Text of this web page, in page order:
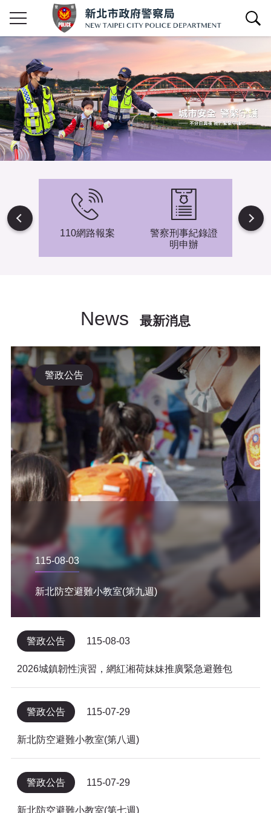
查詢區開關
難專 110網路報案
警察刑事紀錄證
明申辦
新
News 最新消息
警政公告
115-08-03
新北防空避難小教室(第九週)
警政公告 115-08-03
2026城鎮韌性演習，網紅湘荷妹妹推廣緊急避難包
警政公告 115-07-29
新北防空避難小教室(第八週)
警政公告 115-07-29
新北防空避難小教室(第七週)